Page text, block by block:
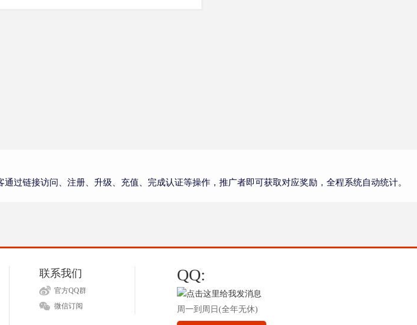
过链接访问、注册、升级、充值、完成认证等操作，推广者即可获取对应奖励，全程系统自动统计。
联系我们
官方QQ群
微信订阅
QQ:
周一到周日(全年无休)